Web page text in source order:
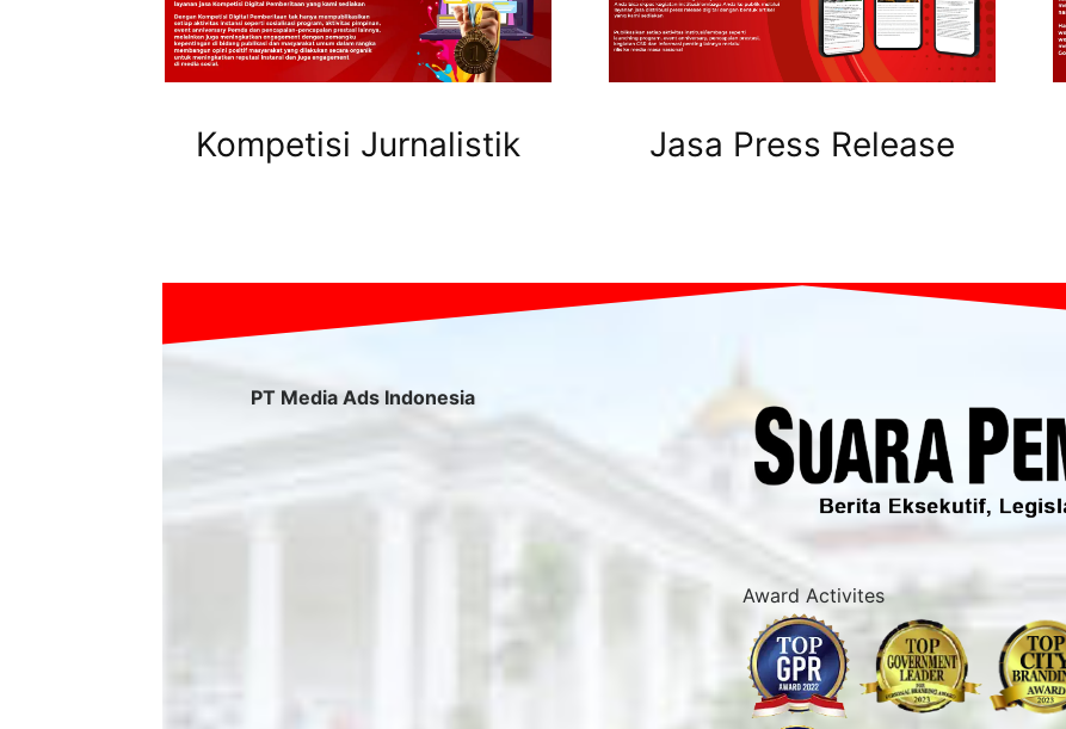
Kompetisi Jurnalistik Jasa Press Release
PT Media Ads Indonesia
Award Activites